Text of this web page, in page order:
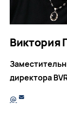
Виктория
директора
@